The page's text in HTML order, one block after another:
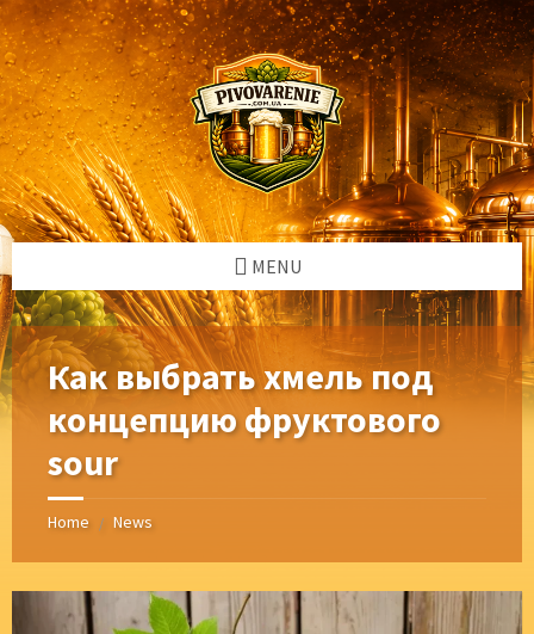
Skip
to
content
Skip
to
left
sidebar
Skip
to
right
sidebar
Skip
to
footer
MENU
Как выбрать хмель под
концепцию фруктового
sour
Home / News